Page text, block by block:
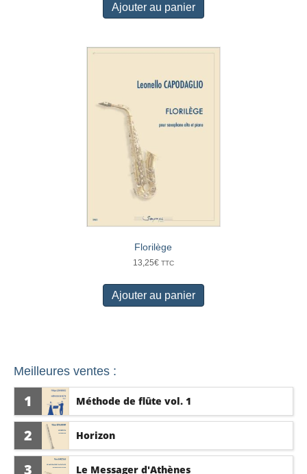
Ajouter au panier
Florilège
13,25€ TTC
Ajouter au panier
Meilleures ventes :
1 Méthode de flûte vol. 1
2 Horizon
3 Le Messager d'Athènes